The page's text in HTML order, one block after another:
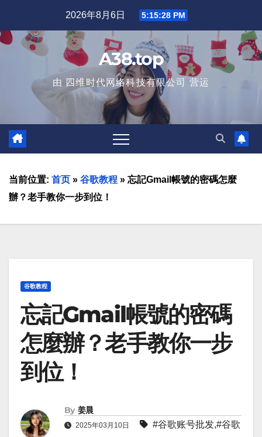
2026年8月6日 5:15:29 PM
A38.top
由 四维时代网络科技有限公司 营运
当前位置: 首页 » 谷歌教程 » 忘記Gmail帳號的密碼怎麼
辦？老手教你一步到位！
谷歌教程
忘記Gmail帳號的密碼
怎麼辦？老手教你一步
到位！
By 姜晨
2025年03月10日 #谷歌账号批发,#谷歌